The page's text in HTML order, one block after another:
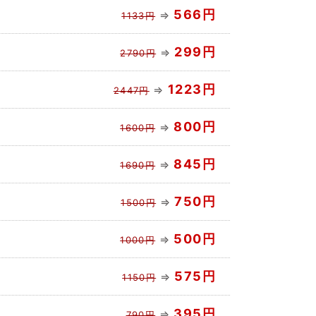
1133円⇒ 566円
2790円⇒ 299円
2447円⇒ 1223円
1600円⇒ 800円
1690円⇒ 845円
1500円⇒750円
1000円⇒ 500円
1150円⇒ 575円